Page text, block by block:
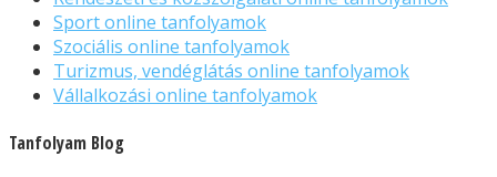
Sport online tanfolyamok
Szociális online tanfolyamok
Turizmus, vendéglátás online tanfolyamok
Vállalkozási online tanfolyamok
Tanfolyam Blog